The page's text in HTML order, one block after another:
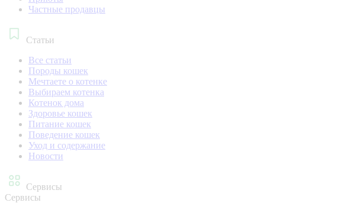
Частные продавцы
Статьи
Все статьи
Породы кошек
Мечтаете о котенке
Выбираем котенка
Котенок дома
Здоровье кошек
Питание кошек
Поведение кошек
Уход и содержание
Новости
Сервисы
Сервисы